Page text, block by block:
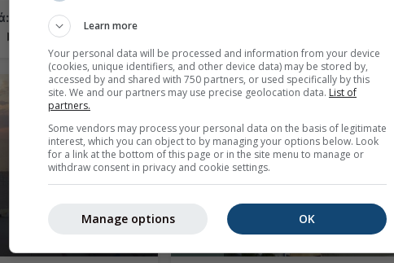
Mangalia Marina
Απόσταση: 21.8 km
Learn more
Your personal data will be processed and information from your device
(cookies, unique identifiers, and other device data) may be stored by,
accessed by and shared with 750 partners, or used specifically by this
site. We and our partners may use precise geolocation data. List of
partners.
Some vendors may process your personal data on the basis of legitimate
interest, which you can object to by managing your options below. Look
for a link at the bottom of this page or in the site menu to manage or
withdraw consent in privacy and cookie settings.
OK
Manage options